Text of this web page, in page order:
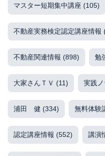
マスター短期集中講座 (105)
不動産実務検定認定講座情報
不動産関連情報 (898) 勉
大家さんＴＶ (11) 実践
浦田 健 (334) 無料体験
認定講座情報 (552) 講演